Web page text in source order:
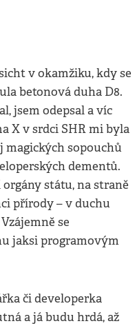
v okamžiku, kdy se
betonová duha D8.
jsem odepsal a víc
X v srdci SHR mi byla
magických sopouchů
dementů.
státu, na straně
přírody – v duchu
se
jaksi programovým
či developerka
a já budu hrdá, až